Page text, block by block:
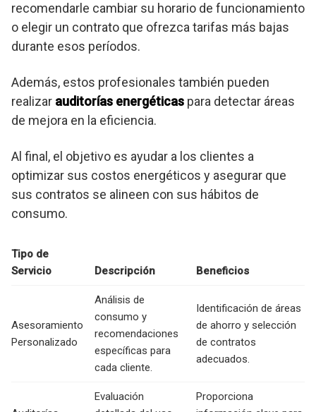
recomendarle cambiar su horario de funcionamiento
o elegir un contrato que ofrezca tarifas más bajas
durante esos períodos.
Además, estos profesionales también pueden
realizar auditorías energéticas para detectar áreas
de mejora en la eficiencia.
Al final, el objetivo es ayudar a los clientes a
optimizar sus costos energéticos y asegurar que
sus contratos se alineen con sus hábitos de
consumo.
Tipo de
Servicio
Descripción Beneficios
Asesoramiento
Personalizado
Análisis de
consumo y
recomendaciones
específicas para
cada cliente.
Identificación de áreas
de ahorro y selección
de contratos
adecuados.
Evaluación
Proporciona